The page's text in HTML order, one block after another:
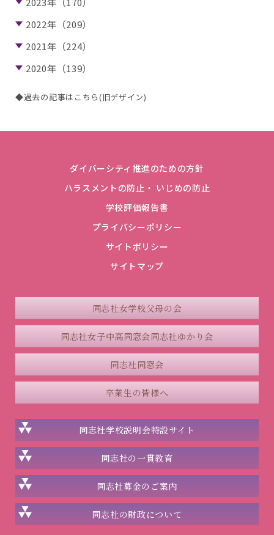
2022年（209）
2021年（224）
2020年（139）
◆過去の記事はこちら(旧デザイン)
ダイバーシティ推進のための方針
ハラスメントの防止・ いじめの防止
学校評価報告書
プライバシーポリシー
サイトポリシー
サイトマップ
同志社女学校父母の会
同志社女子中高同窓会同志社ゆかり会
同志社同窓会
卒業生の皆様へ
同志社学校説明会特設サイト
同志社の一貫教育
同志社募金のご案内
同志社の財政について